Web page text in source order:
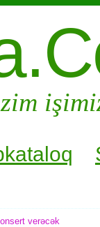
verəcək